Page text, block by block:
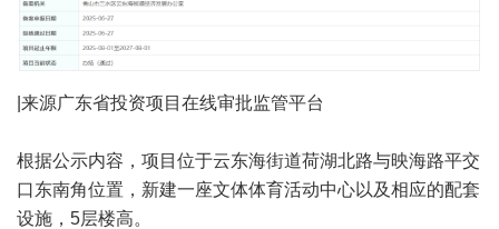
|来源广东省投资项目在线审批监管平台
根据公示内容，项目位于云东海街道荷湖北路与映海路平交
口东南角位置，新建一座文体体育活动中心以及相应的配套
设施，5层楼高。